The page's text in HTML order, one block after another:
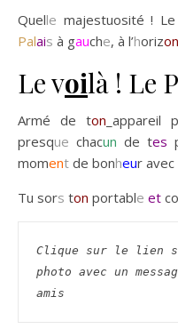
Quelle majestuosité ! Le
Palais à gauche, à l’horizon
Le voilà ! Le
Armé de ton _appareil
presque chacun de tes
moment de bonheur
Tu sors ton portable et
Clique sur le lien
photo avec un
amis